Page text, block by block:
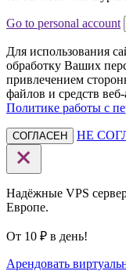
Go to personal account
Для использования
обработку Ваших
привлечением
файлов и средств
Политике работы с
СОГЛАСЕН НЕ
Надёжные VPS
Европе.
От 10 ₽ в день!
Арендовать